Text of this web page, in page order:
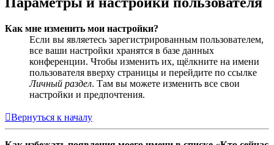
Как мне изменить мои настройки?
Если вы являетесь зарегистрированным пользователем,
все ваши настройки хранятся в базе данных
конференции. Чтобы изменить их, щёлкните на имени
пользователя вверху страницы и перейдите по ссылке
Личный раздел. Там вы можете изменить все свои
настройки и предпочтения.
Вернуться к началу